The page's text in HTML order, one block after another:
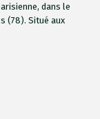
dans le
(78). Situé aux